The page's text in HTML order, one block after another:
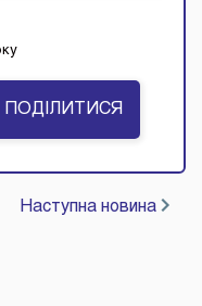
ПОДІЛИТИСЯ
Наступна новина